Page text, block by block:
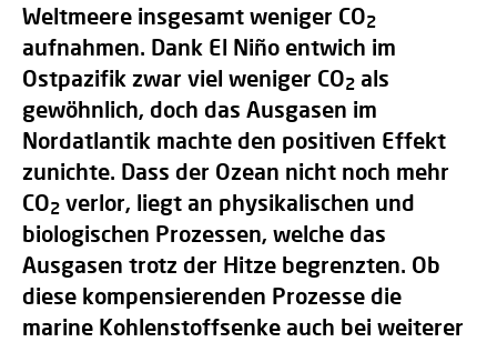
Weltmeere insgesamt weniger CO2
aufnahmen. Dank El Niño entwich im
Ostpazifik zwar viel weniger CO2 als
gewöhnlich, doch das Ausgasen im
Nordatlantik machte den positiven Effekt
zunichte. Dass der Ozean nicht noch mehr
CO2 verlor, liegt an physikalischen und
biologischen Prozessen, welche das
Ausgasen trotz der Hitze begrenzten. Ob
diese kompensierenden Prozesse die
marine Kohlenstoffsenke auch bei weiterer